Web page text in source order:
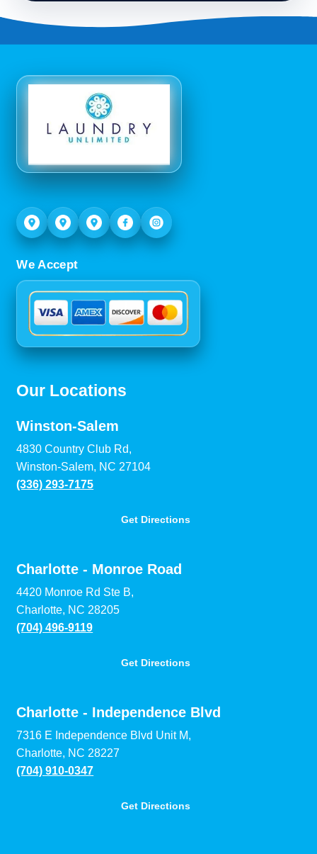
We Accept
Our Locations
Winston-Salem
4830 Country Club Rd,
Winston-Salem, NC 27104
(336) 293-7175
Get Directions
Charlotte - Monroe Road
4420 Monroe Rd Ste B,
Charlotte, NC 28205
(704) 496-9119
Get Directions
Charlotte - Independence Blvd
7316 E Independence Blvd Unit M,
Charlotte, NC 28227
(704) 910-0347
Get Directions